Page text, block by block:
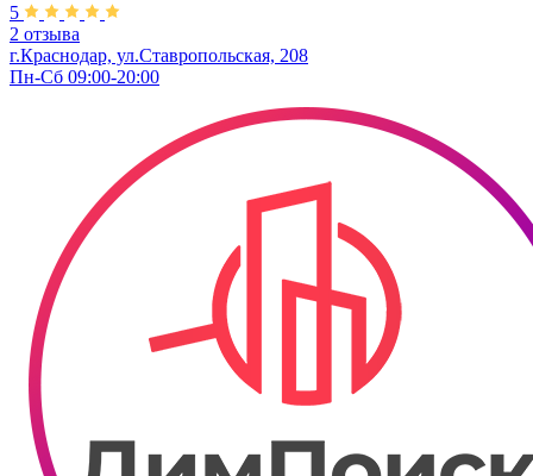
5
2 отзыва
г.Краснодар, ул.Ставропольская, 208
Пн-Сб 09:00-20:00